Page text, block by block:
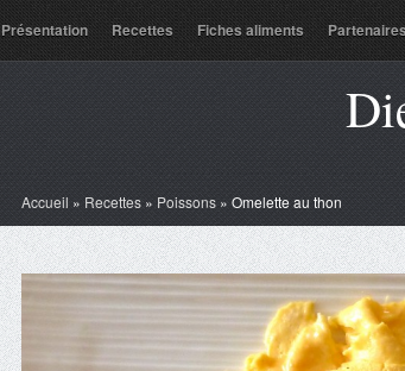
Présentation Recettes Fiches aliments
Accueil » Recettes » Poissons » Omelette au thon